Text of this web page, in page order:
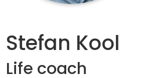
Stefan Kool
Life coach